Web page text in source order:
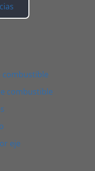
combustible
combustible
eje